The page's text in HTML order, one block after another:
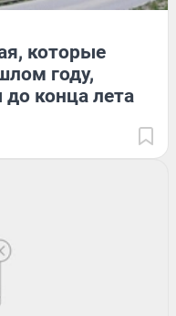
которые
году,
конца лета